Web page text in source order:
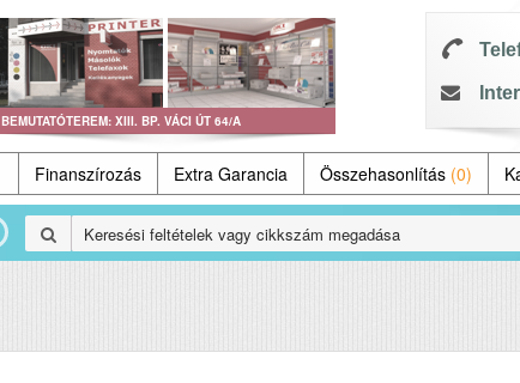
BEMUTATÓTEREM: XIII. BP. VÁCI ÚT 64/A
Finanszírozás Extra Garancia Összehasonlítás (0)